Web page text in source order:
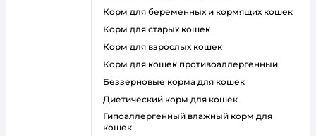
корм для беременных и кормящих кошек
корм для старых кошек
корм для взрослых кошек
корм для кошек противоаллергенный
беззерновые корма для кошек
диетический корм для кошек
гипоаллергенный влажный корм для
кошек